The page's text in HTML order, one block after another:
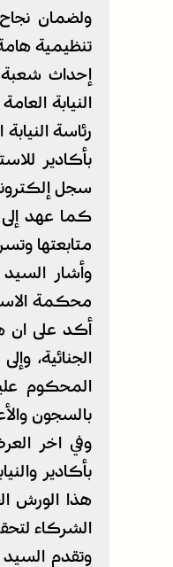
ولضمان
تنظيمية
إحداث شعبة
النيابة
رئاسة
بأكادير
سجل
كما عهد إلى
متابعتها
وأشار السيد
محكمة
أكد على ان
الجنائية،
المحكوم
بالسجون
وفي اخر
بأكادير
هذا الورش
الشركاء
وتقدم